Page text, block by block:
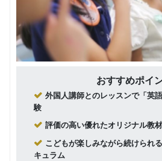
おすすめポイ
外国人講師とのレッスンで「英
験
評価の高い優れたオリジナル教材
こどもが楽しみながら続けられ
キュラム